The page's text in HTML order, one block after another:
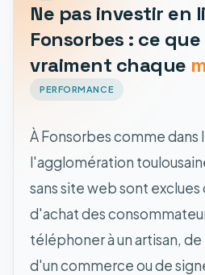
Ne pas investir en
Fonsorbes : ce
vraiment chaque
PERFORMANCE
À Fonsorbes comme
l'agglomération
sans site web sont exclues
d'achat des
téléphoner à un artisan,
d'un commerce ou de